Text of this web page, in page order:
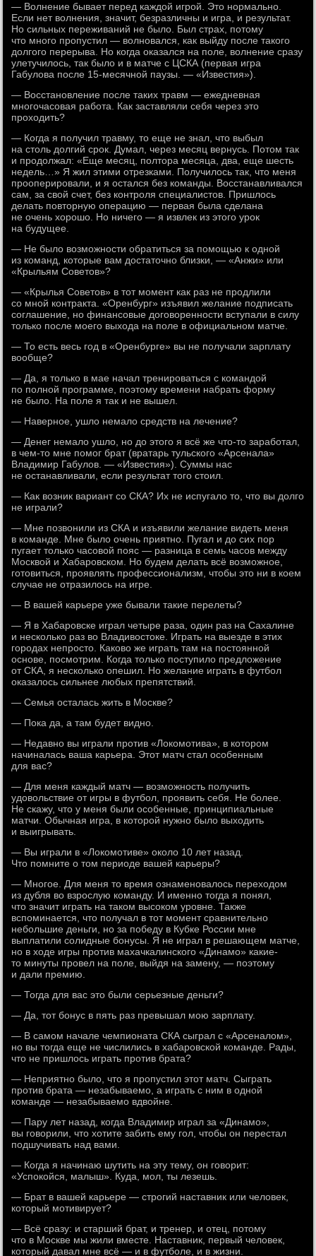
— Волнение бывает перед каждой игрой. Это нормально.
Если нет волнения, значит, безразличны и игра, и результат.
Но сильных переживаний не было. Был страх, потому
что много пропустил — волновался, как выйду после такого
долгого перерыва. Но когда оказался на поле, волнение сразу
улетучилось, так было и в матче с ЦСКА (первая игра
Габулова после 15-месячной паузы. — «Известия»).
— Восстановление после таких травм — ежедневная
многочасовая работа. Как заставляли себя через это
проходить?
— Когда я получил травму, то еще не знал, что выбыл
на столь долгий срок. Думал, через месяц вернусь. Потом так
и продолжал: «Еще месяц, полтора месяца, два, еще шесть
недель…» Я жил этими отрезками. Получилось так, что меня
прооперировали, и я остался без команды. Восстанавливался
сам, за свой счет, без контроля специалистов. Пришлось
делать повторную операцию — первая была сделана
не очень хорошо. Но ничего — я извлек из этого урок
на будущее.
— Не было возможности обратиться за помощью к одной
из команд, которые вам достаточно близки, — «Анжи» или
«Крыльям Советов»?
— «Крылья Советов» в тот момент как раз не продлили
со мной контракта. «Оренбург» изъявил желание подписать
соглашение, но финансовые договоренности вступали в силу
только после моего выхода на поле в официальном матче.
— То есть весь год в «Оренбурге» вы не получали зарплату
вообще?
— Да, я только в мае начал тренироваться с командой
по полной программе, поэтому времени набрать форму
не было. На поле я так и не вышел.
— Наверное, ушло немало средств на лечение?
— Денег немало ушло, но до этого я всё же что-то заработал,
в чем-то мне помог брат (вратарь тульского «Арсенала»
Владимир Габулов. — «Известия»). Суммы нас
не останавливали, если результат того стоил.
— Как возник вариант со СКА? Их не испугало то, что вы долго
не играли?
— Мне позвонили из СКА и изъявили желание видеть меня
в команде. Мне было очень приятно. Пугал и до сих пор
пугает только часовой пояс — разница в семь часов между
Москвой и Хабаровском. Но будем делать всё возможное,
готовиться, проявлять профессионализм, чтобы это ни в коем
случае не отразилось на игре.
— В вашей карьере уже бывали такие перелеты?
— Я в Хабаровске играл четыре раза, один раз на Сахалине
и несколько раз во Владивостоке. Играть на выезде в этих
городах непросто. Каково же играть там на постоянной
основе, посмотрим. Когда только поступило предложение
от СКА, я несколько опешил. Но желание играть в футбол
оказалось сильнее любых препятствий.
— Семья осталась жить в Москве?
— Пока да, а там будет видно.
— Недавно вы играли против «Локомотива», в котором
начиналась ваша карьера. Этот матч стал особенным
для вас?
— Для меня каждый матч — возможность получить
удовольствие от игры в футбол, проявить себя. Не более.
Не скажу, что у меня были особенные, принципиальные
матчи. Обычная игра, в которой нужно было выходить
и выигрывать.
— Вы играли в «Локомотиве» около 10 лет назад.
Что помните о том периоде вашей карьеры?
— Многое. Для меня то время ознаменовалось переходом
из дубля во взрослую команду. И именно тогда я понял,
что значит играть на таком высоком уровне. Также
вспоминается, что получал в тот момент сравнительно
небольшие деньги, но за победу в Кубке России мне
выплатили солидные бонусы. Я не играл в решающем матче,
но в ходе игры против махачкалинского «Динамо» какие-
то минуты провел на поле, выйдя на замену, — поэтому
и дали премию.
— Тогда для вас это были серьезные деньги?
— Да, тот бонус в пять раз превышал мою зарплату.
— В самом начале чемпионата СКА сыграл с «Арсеналом»,
но вы тогда еще не числились в хабаровской команде. Рады,
что не пришлось играть против брата?
— Неприятно было, что я пропустил этот матч. Сыграть
против брата — незабываемо, а играть с ним в одной
команде — незабываемо вдвойне.
— Пару лет назад, когда Владимир играл за «Динамо»,
вы говорили, что хотите забить ему гол, чтобы он перестал
подшучивать над вами.
— Когда я начинаю шутить на эту тему, он говорит:
«Успокойся, малыш». Куда, мол, ты лезешь.
— Брат в вашей карьере — строгий наставник или человек,
который мотивирует?
— Всё сразу: и старший брат, и тренер, и отец, потому
что в Москве мы жили вместе. Наставник, первый человек,
который давал мне всё — и в футболе, и в жизни.